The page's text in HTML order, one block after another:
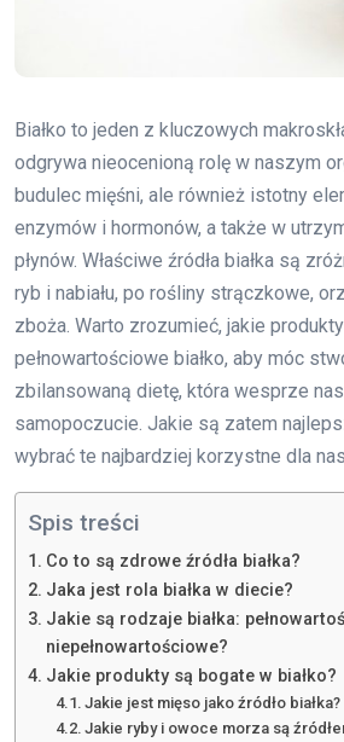
Białko to jeden z kluczowych
odgrywa nieocenioną rolę w naszym
budulec mięśni, ale również istotny
enzymów i hormonów, a także w
płynów. Właściwe źródła białka są
ryb i nabiału, po rośliny strączkowe,
zboża. Warto zrozumieć, jakie
pełnowartościowe białko, aby móc
zbilansowaną dietę, która wesprze
samopoczucie. Jakie są zatem
wybrać te najbardziej korzystne dla
Spis treści
Co to są zdrowe źródła białka?
Jaka jest rola białka w diecie?
Jakie są rodzaje białka:
niepełnowartościowe?
Jakie produkty są bogate w białko?
Jakie jest mięso jako źródło białka?
Jakie ryby i owoce morza są